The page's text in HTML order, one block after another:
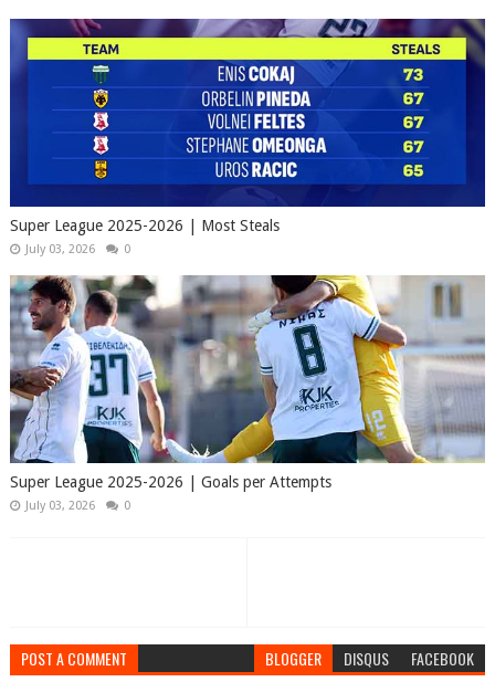
Super League 2025-2026 | Most Steals
July 03, 2026 0
Super League 2025-2026 | Goals per Attempts
July 03, 2026 0
POST A COMMENT BLOGGER DISQUS FACEBOOK